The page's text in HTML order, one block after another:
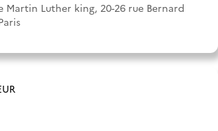
Martin Luther king, 20-26 rue Bernard